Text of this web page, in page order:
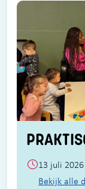
13 juli
Bekijk alle